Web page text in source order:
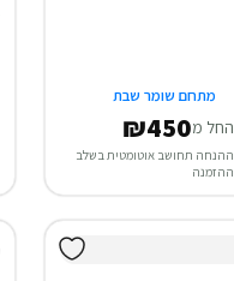
מתחם שומר שבת
החל מ₪450
ההנחה תחושב אוטומטית בשלב
ההזמנה